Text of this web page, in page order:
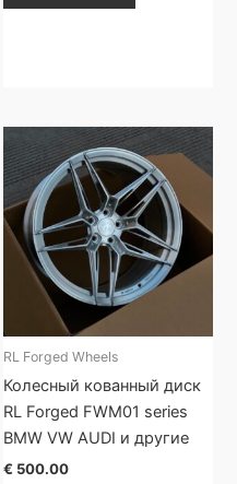
RL Forged Wheels
Колесный кованный диск
RL Forged FWM01 series
BMW VW AUDI и другие
€ 500.00